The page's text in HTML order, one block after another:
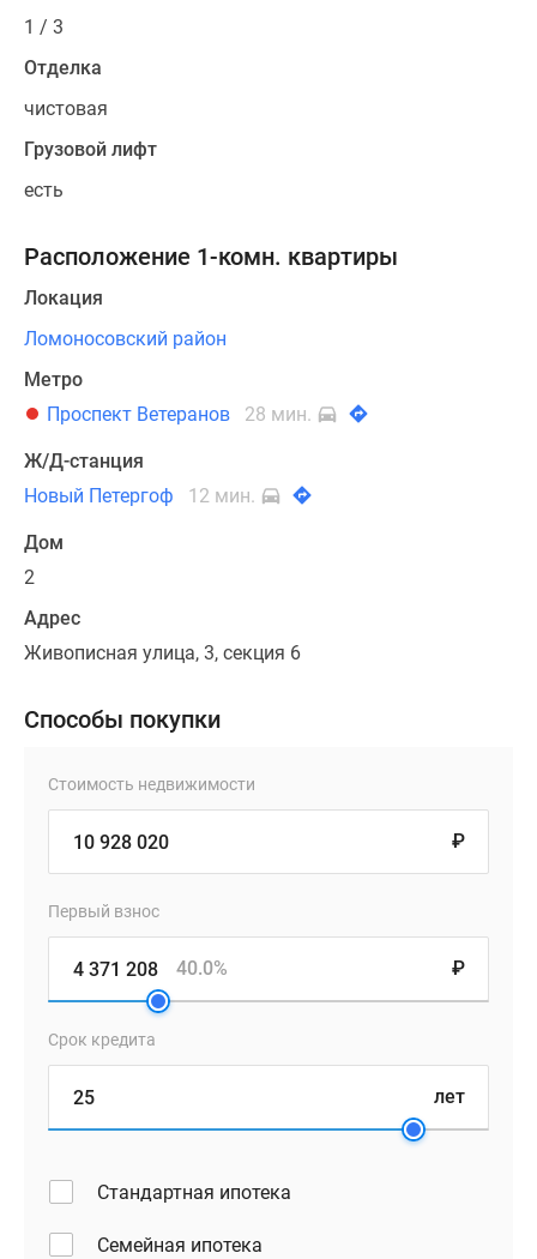
1 / 3
Отделка
чистовая
Грузовой лифт
есть
Расположение 1-комн. квартиры
Локация
Ломоносовский район
Метро
Проспект Ветеранов
28 мин.
Ж/Д-станция
Новый Петергоф
12 мин.
Дом
2
Адрес
Живописная улица, 3, секция 6
Способы покупки
Стоимость недвижимости
₽
Первый взнос
₽
40.0%
Срок кредита
лет
Стандартная ипотека
Семейная ипотека